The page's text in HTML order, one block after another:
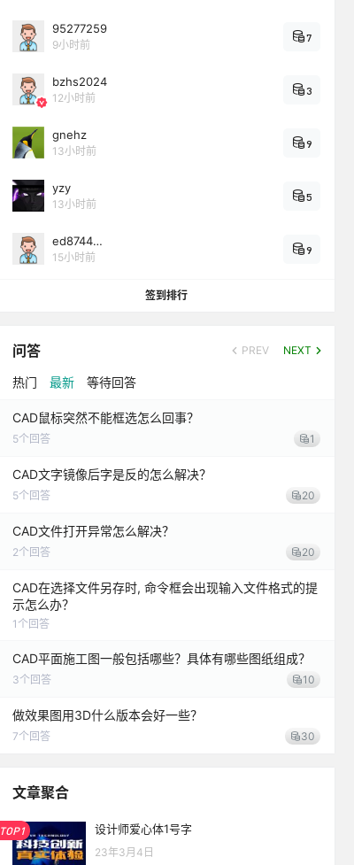
95277259
9小时前
7
bzhs2024
12小时前
3
gnehz
13小时前
9
yzy
13小时前
5
ed8744…
15小时前
9
签到排行
问答 PREV NEXT
热门 最新 等待回答
CAD鼠标突然不能框选怎么回事？
5个回答 1
CAD文字镜像后字是反的怎么解决？
5个回答 20
CAD文件打开异常怎么解决？
2个回答 20
CAD在选择文件另存时, 命令框会出现输入文件格式的提
示怎么办？
1 个回答
CAD平面施工图一般包括哪些？具体有哪些图纸组成？
3个回答 10
做效果图用3D什么版本会好一些？
7个回答 30
文章聚合
TOP1 设计师爱心体1号字
23年3月4日